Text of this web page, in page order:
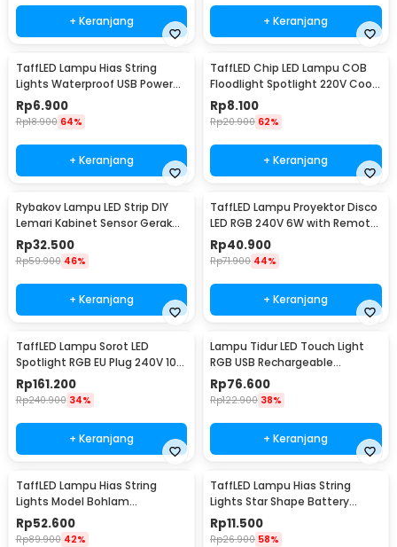
+ Keranjang + Keranjang
TaffLED Lampu Hias String
Lights Waterproof USB Power
50 LED 5M - SZ
Rp6.900
Rp18.900 64%
+ Keranjang
TaffLED Chip LED Lampu COB
Floodlight Spotlight 220V Cool
White 6000K 50W - COB4060-
AC220-50
Rp8.100
Rp20.900 62%
+ Keranjang
Rybakov Lampu LED Strip DIY
Lemari Kabinet Sensor Gerak
4.5W 1M - 2835
Rp32.500
Rp59.900 46%
+ Keranjang
TaffLED Lampu Proyektor Disco
LED RGB 240V 6W with Remote
Control - CY-LV-RG
Rp40.900
Rp71.900 44%
+ Keranjang
TaffLED Lampu Sorot LED
Spotlight RGB EU Plug 240V 10W
- L18RG
Rp161.200
Rp240.900 34%
+ Keranjang
Lampu Tidur LED Touch Light
RGB USB Rechargeable
1500mAh 5V 3W - F8-1
Rp76.600
Rp122.900 38%
+ Keranjang
TaffLED Lampu Hias String
Lights Model Bohlam
Waterproof 20 LED 5M - PD039
Rp52.600
Rp89.900 42%
TaffLED Lampu Hias String
Lights Star Shape Battery
Power 20 LED 3M - 2G11
Rp11.500
Rp26.900 58%